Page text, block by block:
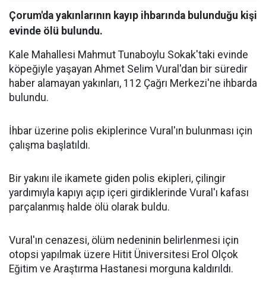
Çorum'da yakınlarının kayıp ihbarında bulunduğu kişi
evinde ölü bulundu.
Kale Mahallesi Mahmut Tunaboylu Sokak'taki evinde
köpeğiyle yaşayan Ahmet Selim Vural'dan bir süredir
haber alamayan yakınları, 112 Çağrı Merkezi'ne ihbarda
bulundu.
İhbar üzerine polis ekiplerince Vural'ın bulunması için
çalışma başlatıldı.
Bir yakını ile ikamete giden polis ekipleri, çilingir
yardımıyla kapıyı açıp içeri girdiklerinde Vural'ı kafası
parçalanmış halde ölü olarak buldu.
Vural'ın cenazesi, ölüm nedeninin belirlenmesi için
otopsi yapılmak üzere Hitit Üniversitesi Erol Olçok
Eğitim ve Araştırma Hastanesi morguna kaldırıldı.